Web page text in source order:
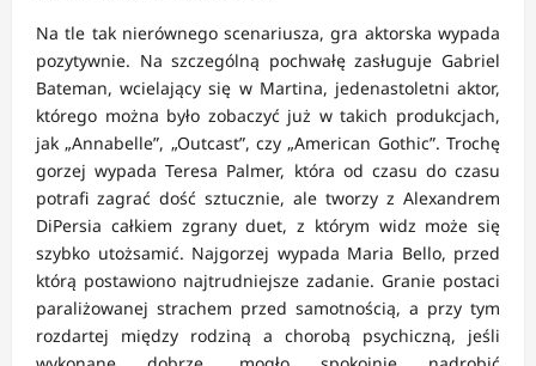
Na tle tak nierównego scenariusza, gra aktorska wypada
pozytywnie. Na szczególną pochwałę zasługuje Gabriel
Bateman, wcielający się w Martina, jedenastoletni aktor,
którego można było zobaczyć już w takich produkcjach,
jak „Annabelle”, „Outcast”, czy „American Gothic”. Trochę
gorzej wypada Teresa Palmer, która od czasu do czasu
potrafi zagrać dość sztucznie, ale tworzy z Alexandrem
DiPersia całkiem zgrany duet, z którym widz może się
szybko utożsamić. Najgorzej wypada Maria Bello, przed
którą postawiono najtrudniejsze zadanie. Granie postaci
paraliżowanej strachem przed samotnością, a przy tym
rozdartej między rodziną a chorobą psychiczną, jeśli